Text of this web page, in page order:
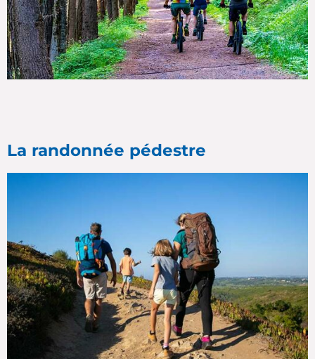
La randonnée pédestre